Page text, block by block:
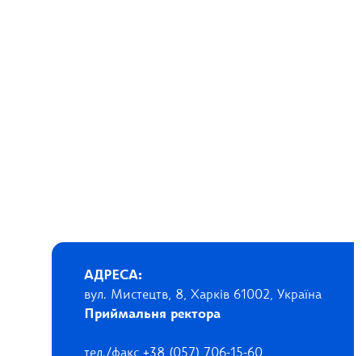
АДРЕСА:
вул. Мистецтв, 8, Харків 61002, Україна
Приймальня ректора